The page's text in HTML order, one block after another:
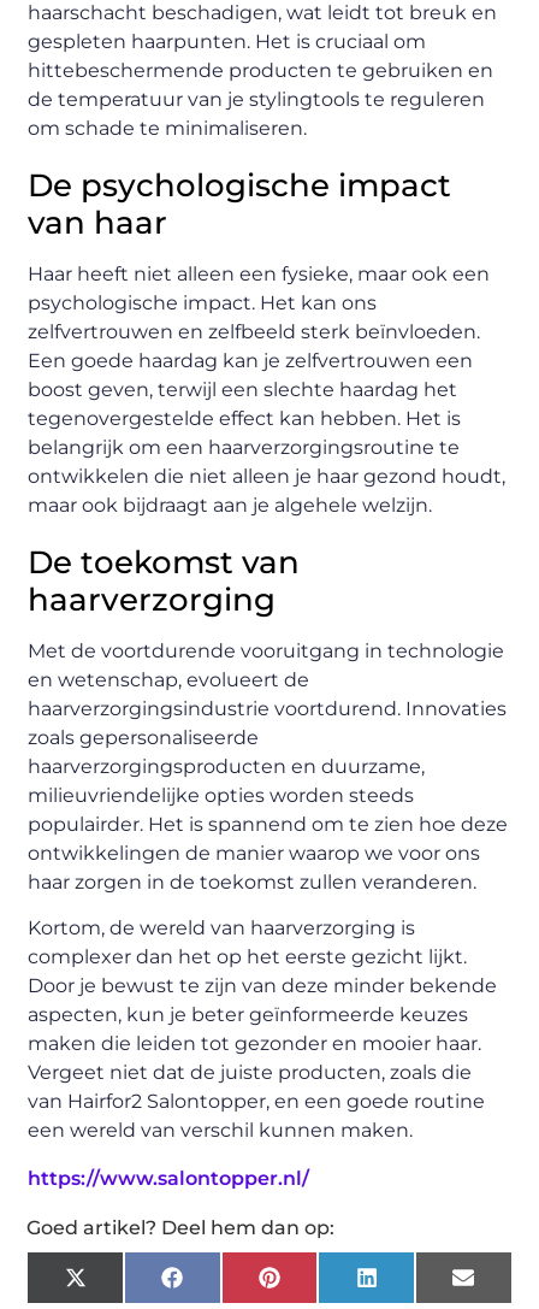
haarschacht beschadigen, wat leidt tot breuk en
gespleten haarpunten. Het is cruciaal om
hittebeschermende producten te gebruiken en
de temperatuur van je stylingtools te reguleren
om schade te minimaliseren.
De psychologische impact
van haar
Haar heeft niet alleen een fysieke, maar ook een
psychologische impact. Het kan ons
zelfvertrouwen en zelfbeeld sterk beïnvloeden.
Een goede haardag kan je zelfvertrouwen een
boost geven, terwijl een slechte haardag het
tegenovergestelde effect kan hebben. Het is
belangrijk om een haarverzorgingsroutine te
ontwikkelen die niet alleen je haar gezond houdt,
maar ook bijdraagt aan je algehele welzijn.
De toekomst van
haarverzorging
Met de voortdurende vooruitgang in technologie
en wetenschap, evolueert de
haarverzorgingsindustrie voortdurend. Innovaties
zoals gepersonaliseerde
haarverzorgingsproducten en duurzame,
milieuvriendelijke opties worden steeds
populairder. Het is spannend om te zien hoe deze
ontwikkelingen de manier waarop we voor ons
haar zorgen in de toekomst zullen veranderen.
Kortom, de wereld van haarverzorging is
complexer dan het op het eerste gezicht lijkt.
Door je bewust te zijn van deze minder bekende
aspecten, kun je beter geïnformeerde keuzes
maken die leiden tot gezonder en mooier haar.
Vergeet niet dat de juiste producten, zoals die
van Hairfor2 Salontopper, en een goede routine
een wereld van verschil kunnen maken.
https://www.salontopper.nl/
Goed artikel? Deel hem dan op:
X
FacebookPinterestLinkedIn Email